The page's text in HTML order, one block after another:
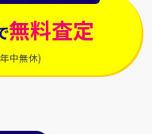
無料査定
年中無休)